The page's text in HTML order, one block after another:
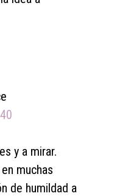
y a mirar.
muchas
de humildad a